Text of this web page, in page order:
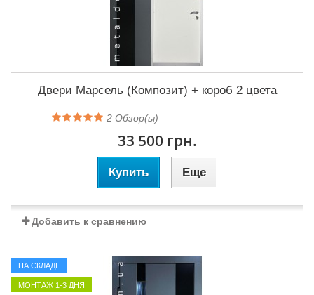
Двери Марсель (Композит) + короб 2 цвета
2 Обзор(ы)
33 500 грн.
Купить Еще
Добавить к сравнению
НА СКЛАДЕ
МОНТАЖ 1-3 ДНЯ